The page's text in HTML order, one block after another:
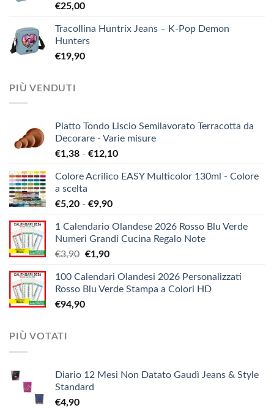
€25,00
Tracollina Huntrix Jeans – K-Pop Demon
Hunters
€19,90
PIÙ VENDUTI
Piatto Tondo Liscio Semilavorato Terracotta da
Decorare - Varie misure
€1,38 - €12,10Fascia
prezzo:
€12,10
Colore Acrilico EASY Multicolor 130ml - Colore
a scelta
€5,20 - €9,90Fascia
prezzo:
da
€9,90
1 Calendario Olandese 2026 Rosso Blu Verde
Numeri Grandi Cucina Regalo Note
€3,90 Il
originale
era:
€3,90.
€1,90Il
attuale
è:
100 Calendari Olandesi 2026 Personalizzati
Rosso Blu Verde Stampa a Colori HD
€94,90
PIÙ VOTATI
Diario 12 Mesi Non Datato Gaudì Jeans & Style
Standard
€4,90